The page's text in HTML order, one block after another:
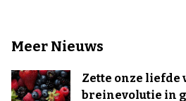
Meer Nieuws
Zette onze liefde
breinevolutie in